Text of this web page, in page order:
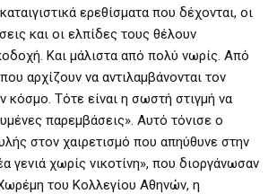
ερεθίσματα που δέχονται, οι
και οι ελπίδες τους θέλουν
Και μάλιστα από πολύ νωρίς. Από
αρχίζουν να αντιλαμβάνονται τον
κόσμο. Τότε είναι η σωστή στιγμή να
παρεμβάσεις». Αυτό τόνισε ο
στον χαιρετισμό που απηύθυνε στην
γενιά χωρίς νικοτίνη», που διοργάνωσαν
του Κολλεγίου Αθηνών, η